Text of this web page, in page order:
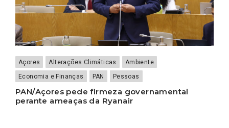
Açores Alterações Climáticas
Ambiente
Economia e Finanças
PAN Pessoas
PAN/Açores pede firmeza governamental
perante ameaças da Ryanair